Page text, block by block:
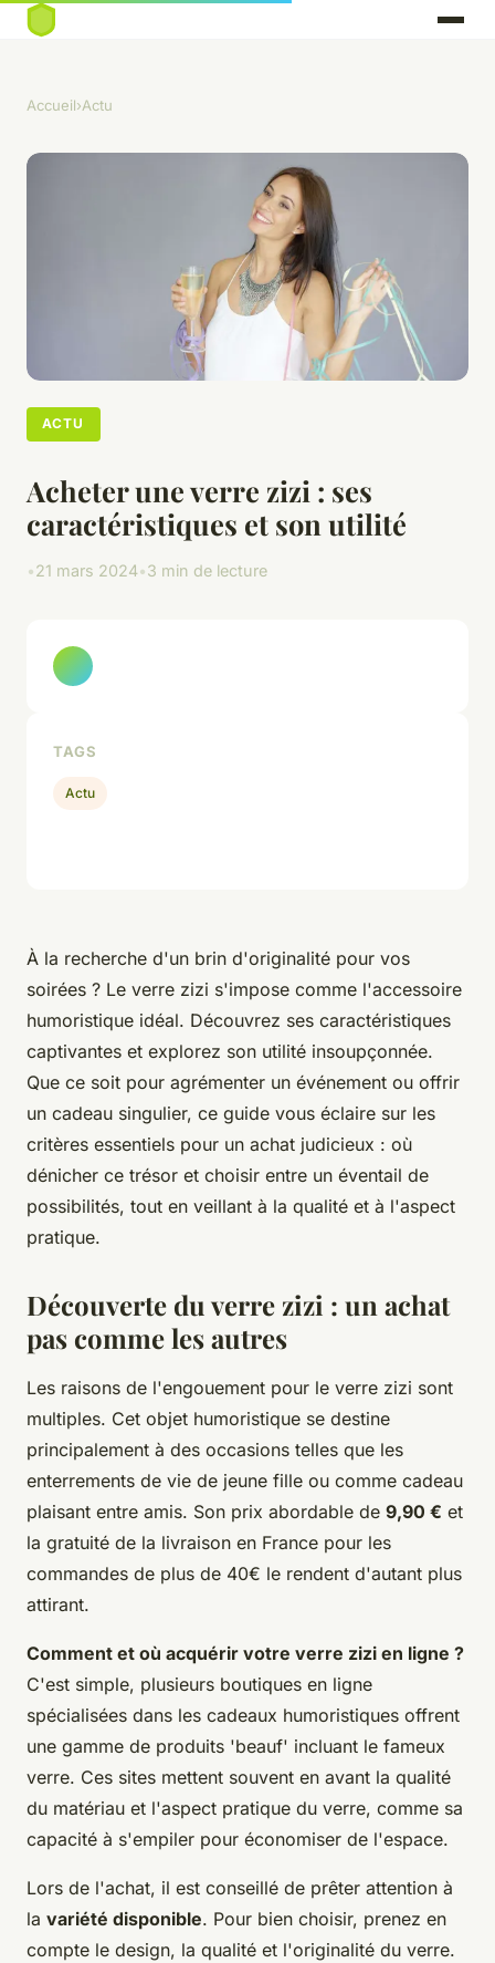
Accueil›Actu
ACTU
Acheter une verre zizi : ses
caractéristiques et son utilité
•21 mars 2024•3 min de lecture
À la recherche d'un brin d'originalité pour vos
soirées ? Le verre zizi s'impose comme l'accessoire
humoristique idéal. Découvrez ses caractéristiques
captivantes et explorez son utilité insoupçonnée.
Que ce soit pour agrémenter un événement ou offrir
un cadeau singulier, ce guide vous éclaire sur les
critères essentiels pour un achat judicieux : où
dénicher ce trésor et choisir entre un éventail de
possibilités, tout en veillant à la qualité et à l'aspect
pratique.
Découverte du verre zizi : un achat
pas comme les autres
Les raisons de l'engouement pour le verre zizi sont
multiples. Cet objet humoristique se destine
principalement à des occasions telles que les
enterrements de vie de jeune fille ou comme cadeau
plaisant entre amis. Son prix abordable de 9,90 € et
la gratuité de la livraison en France pour les
commandes de plus de 40€ le rendent d'autant plus
attirant.
Comment et où acquérir votre verre zizi en ligne ?
C'est simple, plusieurs boutiques en ligne
spécialisées dans les cadeaux humoristiques offrent
une gamme de produits 'beauf' incluant le fameux
verre. Ces sites mettent souvent en avant la qualité
du matériau et l'aspect pratique du verre, comme sa
capacité à s'empiler pour économiser de l'espace.
Lors de l'achat, il est conseillé de prêter attention à
la variété disponible. Pour bien choisir, prenez en
compte le design, la qualité et l'originalité du verre.
TAGS
Actu